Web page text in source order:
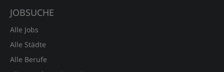
JOBSUCHE
Alle Jobs
Alle Städte
Alle Berufe